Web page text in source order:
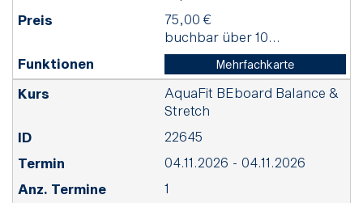
75,00 €
buchbar über 10...
Mehrfachkarte
AquaFit BEboard Balance &
Stretch
22645
04.11.2026 - 04.11.2026
1